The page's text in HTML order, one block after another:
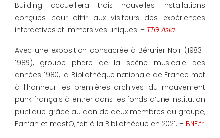
Building accueillera trois nouvelles installations
conçues pour offrir aux visiteurs des expériences
interactives et immersives uniques. – TTG Asia
Avec une exposition consacrée à Bérurier Noir (1983-
1989), groupe phare de la scène musicale des
années 1980, la Bibliothèque nationale de France met
à l’honneur les premières archives du mouvement
punk français à entrer dans les fonds d’une institution
publique grâce au don de deux membres du groupe,
Fanfan et mastO, fait à la Bibliothèque en 2021. – BNF.fr